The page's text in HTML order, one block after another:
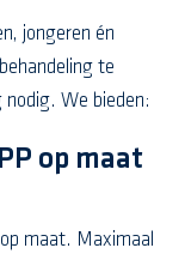
jongeren én
te
We bieden:
op maat
maat. Maximaal